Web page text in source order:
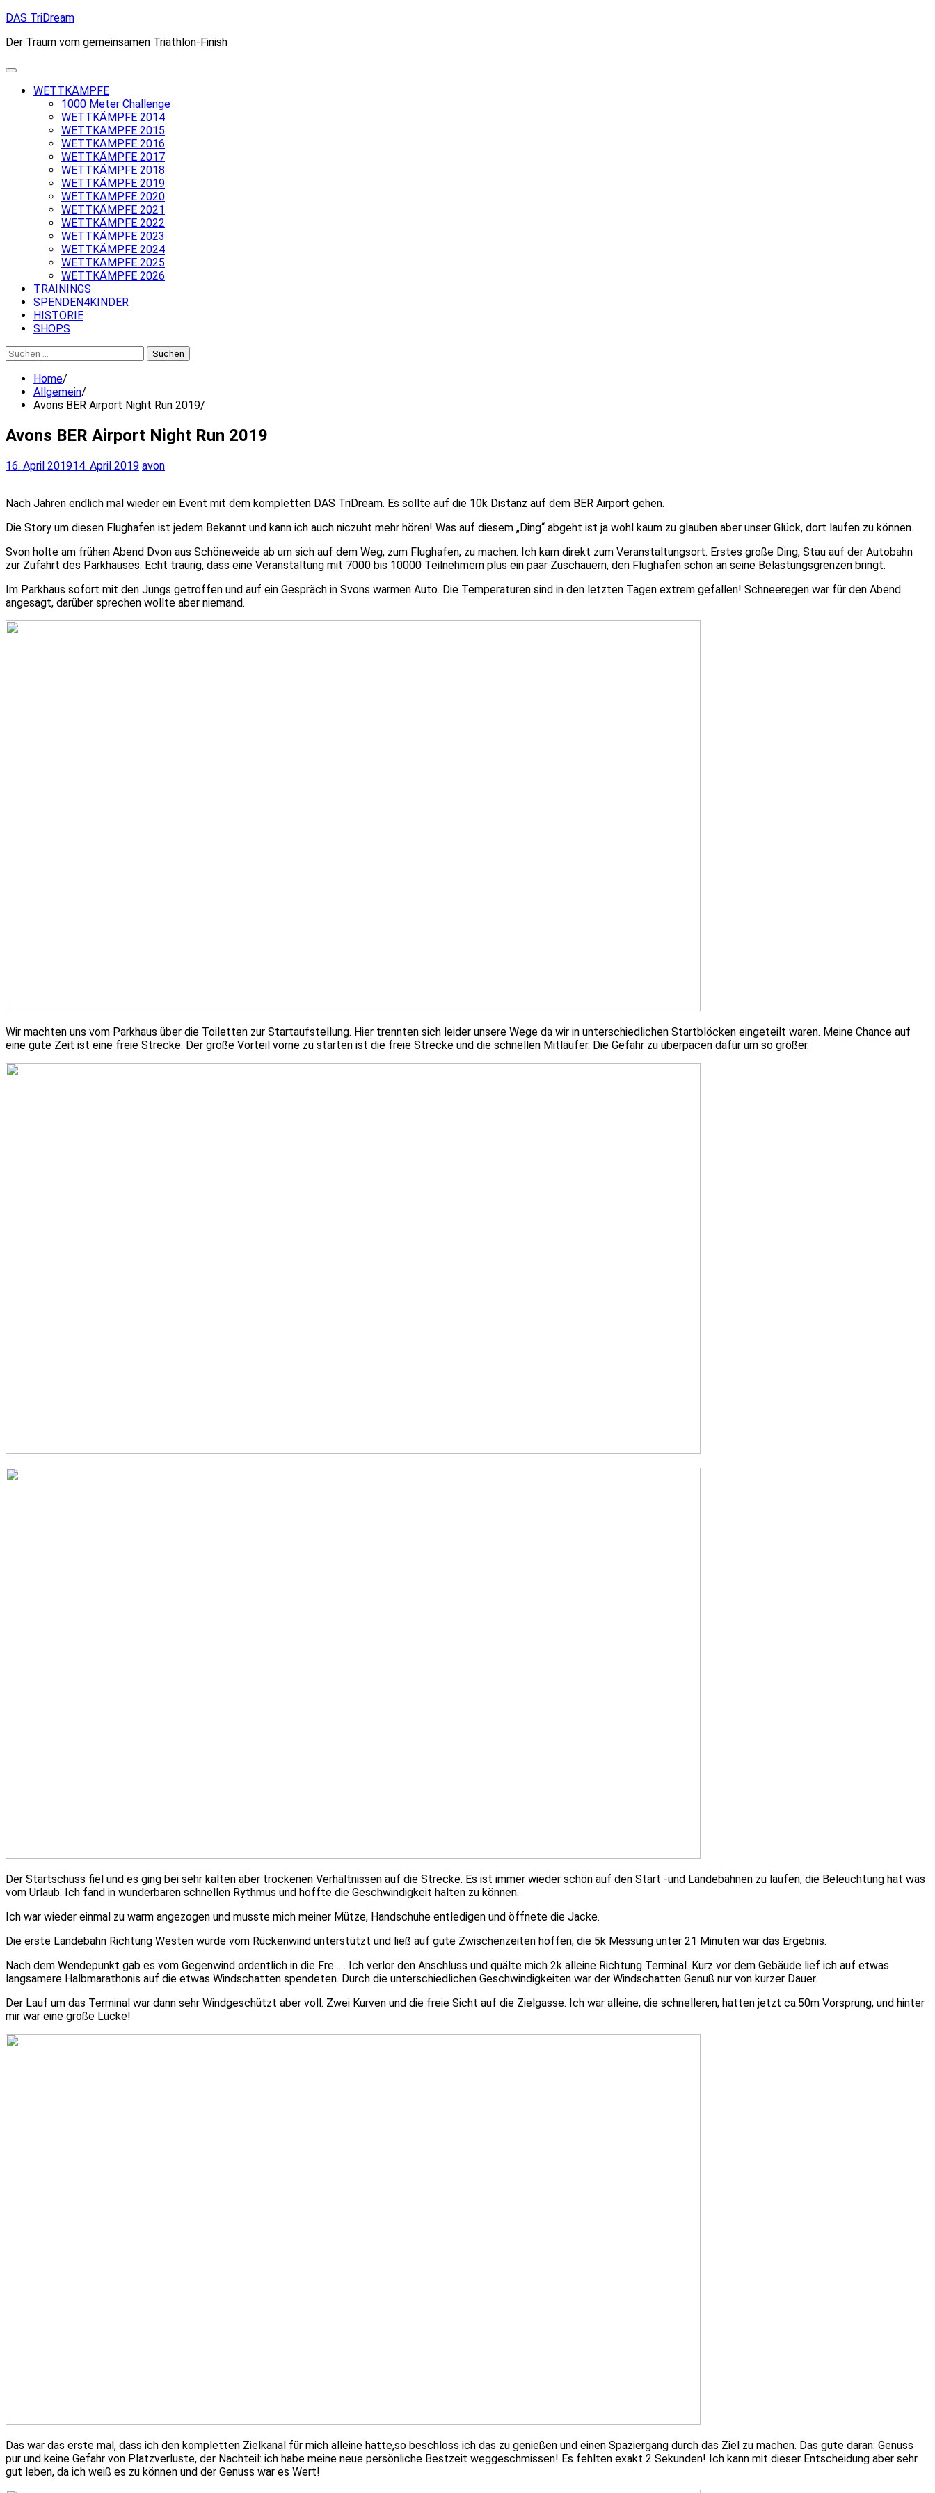
Skip
content
DAS TriDream
Der Traum vom gemeinsamen Triathlon-Finish
WETTKÄMPFE
1000 Meter Challenge
WETTKÄMPFE 2014
WETTKÄMPFE 2015
WETTKÄMPFE 2016
WETTKÄMPFE 2017
WETTKÄMPFE 2018
WETTKÄMPFE 2019
WETTKÄMPFE 2020
WETTKÄMPFE 2021
WETTKÄMPFE 2022
WETTKÄMPFE 2023
WETTKÄMPFE 2024
WETTKÄMPFE 2025
WETTKÄMPFE 2026
TRAININGS
SPENDEN4KINDER
HISTORIE
SHOPS
Suchen
nach:
Home
Allgemein
Avons BER Airport Night Run 2019
Avons BER Airport Night Run 2019
16. April 201914. April 2019 avon
Nach Jahren endlich mal wieder ein Event mit dem kompletten DAS TriDream. Es sollte auf die 10k Distanz auf dem BER Airport gehen.
Die Story um diesen Flughafen ist jedem Bekannt und kann ich auch niczuht mehr hören! Was auf diesem „Ding“ abgeht ist ja wohl kaum zu glauben aber unser Glück, dort laufen zu können.
Svon holte am frühen Abend Dvon aus Schöneweide ab um sich auf dem Weg, zum Flughafen, zu machen. Ich kam direkt zum Veranstaltungsort. Erstes große Ding, Stau auf der Autobahn
zur Zufahrt des Parkhauses. Echt traurig, dass eine Veranstaltung mit 7000 bis 10000 Teilnehmern plus ein paar Zuschauern, den Flughafen schon an seine Belastungsgrenzen bringt.
Im Parkhaus sofort mit den Jungs getroffen und auf ein Gespräch in Svons warmen Auto. Die Temperaturen sind in den letzten Tagen extrem gefallen! Schneeregen war für den Abend
angesagt, darüber sprechen wollte aber niemand.
Wir machten uns vom Parkhaus über die Toiletten zur Startaufstellung. Hier trennten sich leider unsere Wege da wir in unterschiedlichen Startblöcken eingeteilt waren. Meine Chance auf
eine gute Zeit ist eine freie Strecke. Der große Vorteil vorne zu starten ist die freie Strecke und die schnellen Mitläufer. Die Gefahr zu überpacen dafür um so größer.
Der Startschuss fiel und es ging bei sehr kalten aber trockenen Verhältnissen auf die Strecke. Es ist immer wieder schön auf den Start -und Landebahnen zu laufen, die Beleuchtung hat was
vom Urlaub. Ich fand in wunderbaren schnellen Rythmus und hoffte die Geschwindigkeit halten zu können.
Ich war wieder einmal zu warm angezogen und musste mich meiner Mütze, Handschuhe entledigen und öffnete die Jacke.
Die erste Landebahn Richtung Westen wurde vom Rückenwind unterstützt und ließ auf gute Zwischenzeiten hoffen, die 5k Messung unter 21 Minuten war das Ergebnis.
Nach dem Wendepunkt gab es vom Gegenwind ordentlich in die Fre… . Ich verlor den Anschluss und quälte mich 2k alleine Richtung Terminal. Kurz vor dem Gebäude lief ich auf etwas
langsamere Halbmarathonis auf die etwas Windschatten spendeten. Durch die unterschiedlichen Geschwindigkeiten war der Windschatten Genuß nur von kurzer Dauer.
Der Lauf um das Terminal war dann sehr Windgeschützt aber voll. Zwei Kurven und die freie Sicht auf die Zielgasse. Ich war alleine, die schnelleren, hatten jetzt ca.50m Vorsprung, und hinter
mir war eine große Lücke!
Das war das erste mal, dass ich den kompletten Zielkanal für mich alleine hatte,so beschloss ich das zu genießen und einen Spaziergang durch das Ziel zu machen. Das gute daran: Genuss
pur und keine Gefahr von Platzverluste, der Nachteil: ich habe meine neue persönliche Bestzeit weggeschmissen! Es fehlten exakt 2 Sekunden! Ich kann mit dieser Entscheidung aber sehr
gut leben, da ich weiß es zu können und der Genuss war es Wert!